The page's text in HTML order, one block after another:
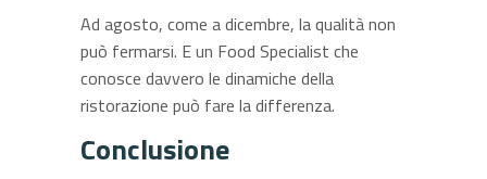
Ad agosto, come a dicembre, la qualità non
può fermarsi. E un Food Specialist che
conosce davvero le dinamiche della
ristorazione può fare la differenza.
Conclusione